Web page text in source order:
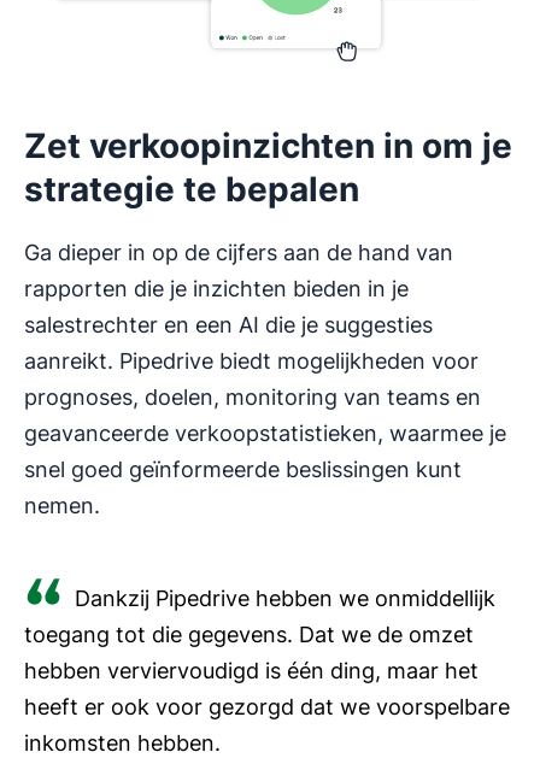
Zet verkoopinzichten in om je
strategie te bepalen
Ga dieper in op de cijfers aan de hand van
rapporten die je inzichten bieden in je
salestrechter en een AI die je suggesties
aanreikt. Pipedrive biedt mogelijkheden voor
prognoses, doelen, monitoring van teams en
geavanceerde verkoopstatistieken, waarmee je
snel goed geïnformeerde beslissingen kunt
nemen.
Dankzij Pipedrive hebben we onmiddellijk
toegang tot die gegevens. Dat we de omzet
hebben verviervoudigd is één ding, maar het
heeft er ook voor gezorgd dat we voorspelbare
inkomsten hebben.